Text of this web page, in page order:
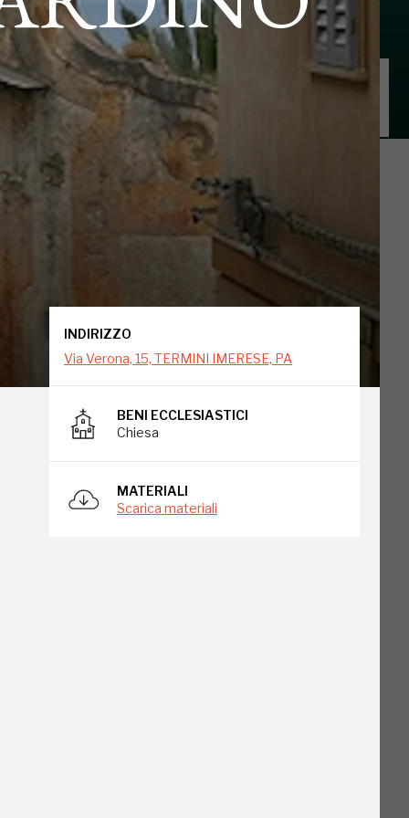
INDIRIZZO
Via Verona, 15, TERMINI IMERESE, PA
BENI ECCLESIASTICI
Chiesa
MATERIALI
Scarica materiali
INDIRIZZO
Via Verona, 15, TERMINI IMERESE, PA